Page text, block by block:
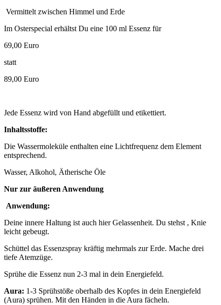
Vermittelt zwischen Himmel und Erde
Im Osterspecial erhältst Du eine 100 ml Essenz für
69,00 Euro
statt
89,00 Euro
Jede Essenz wird von Hand abgefüllt und etikettiert.
Inhaltsstoffe:
Die Wassermoleküle enthalten eine Lichtfrequenz dem Element
entsprechend.
Wasser, Alkohol, Ätherische Öle
Nur zur äußeren Anwendung
Anwendung:
Deine innere Haltung ist auch hier Gelassenheit. Du stehst , Knie
leicht gebeugt.
Schüttel das Essenzspray kräftig mehrmals zur Erde. Mache drei
tiefe Atemzüge.
Sprühe die Essenz nun 2-3 mal in dein Energiefeld.
Aura: 1-3 Sprühstöße oberhalb des Kopfes in dein Energiefeld
(Aura) sprühen. Mit den Händen in die Aura fächeln.